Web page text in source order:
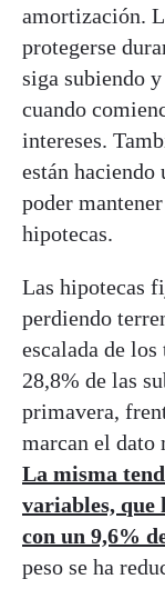
amortización.
protegerse
siga subiendo
cuando
intereses.
están haciendo
poder
hipotecas.
Las hipotecas
perdiendo
escalada de
28,8% de las
primavera,
marcan el dato
La misma
variables,
con un 9,6%
peso se ha